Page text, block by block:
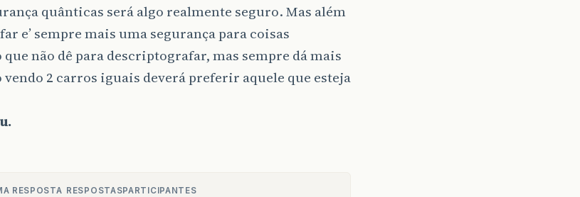
quânticas será algo realmente seguro. Mas além
e’ sempre mais uma segurança para coisas
não dê para descriptografar, mas sempre dá mais
2 carros iguais deverá preferir aquele que esteja
RESPOSTA RESPOSTASPARTICIPANTES